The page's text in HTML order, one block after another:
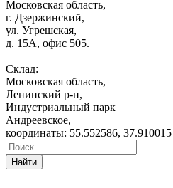
Московская область,
г. Дзержинский,
ул. Угрешская,
д. 15А, офис 505.
Склад:
Московская область,
Ленинский р-н,
Индустриальный парк
Андреевское,
координаты: 55.552586, 37.910015
Найти